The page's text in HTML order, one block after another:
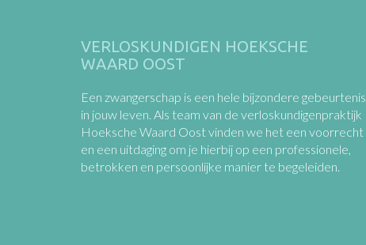
VERLOSKUNDIGEN HOEKSCHE
WAARD OOST
Een zwangerschap is een hele bijzondere gebeurtenis
in jouw leven. Als team van de verloskundigenpraktijk
Hoeksche Waard Oost vinden we het een voorrecht
en een uitdaging om je hierbij op een professionele,
betrokken en persoonlijke manier te begeleiden.